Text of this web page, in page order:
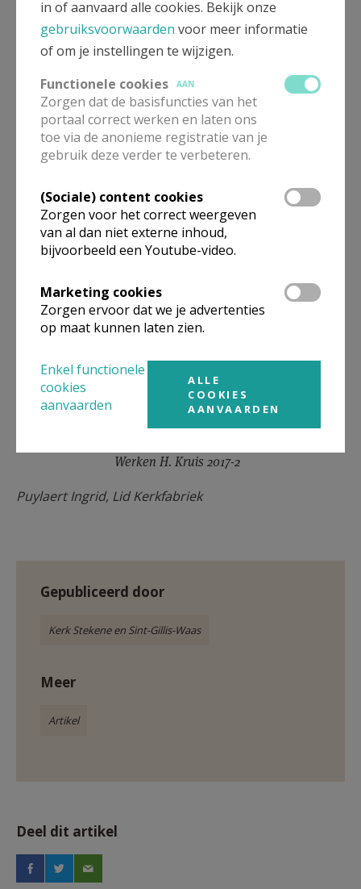
enkel opener en
lichter, zij wil vooral
‘open’ zijn voor allen
en ‘licht’ geven in
donkere dagen.
Kom gerust eens langs en geniet mee van onze
Werken H. Kruis 2017-2
Puylaert Ingrid, Lid Kerkfabriek
Gepubliceerd door
Kerk Stekene en Sint-Gillis-Waas
Meer
Artikel
Deel dit artikel
in of aanvaard alle cookies. Bekijk onze
gebruiksvoorwaarden voor meer informatie
of om je instellingen te wijzigen.
Functionele cookies
AAN
Zorgen dat de basisfuncties van het
portaal correct werken en laten ons
toe via de anonieme registratie van je
gebruik deze verder te verbeteren.
(Sociale) content cookies
Zorgen voor het correct weergeven
van al dan niet externe inhoud,
bijvoorbeeld een Youtube-video.
Marketing cookies
Zorgen ervoor dat we je advertenties
op maat kunnen laten zien.
Enkel functionele
cookies
aanvaarden
ALLE
COOKIES
AANVAARDEN